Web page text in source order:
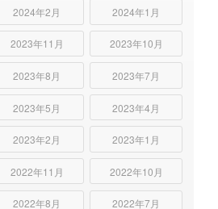
2024年2月 2024年1月
2023年11月 2023年10月
2023年8月 2023年7月
2023年5月 2023年4月
2023年2月 2023年1月
2022年11月 2022年10月
2022年8月 2022年7月